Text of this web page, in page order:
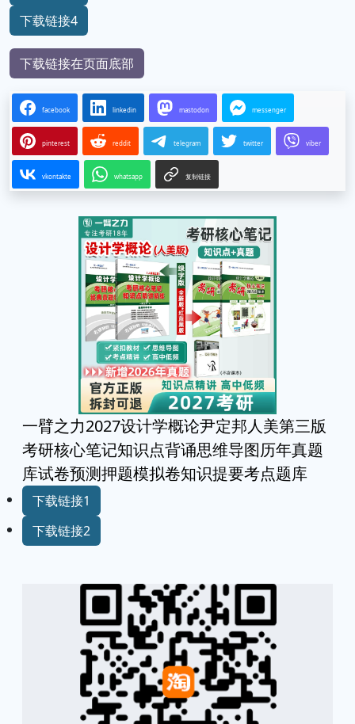
下载链接4
下载链接在页面底部
facebook linkedin mastodon messenger
pinterest reddit telegram twitter viber
vkontakte whatsapp 复制链接
一臂之力2027设计学概论尹定邦人美第三版
考研核心笔记知识点背诵思维导图历年真题
库试卷预测押题模拟卷知识提要考点题库
下载链接1
下载链接2